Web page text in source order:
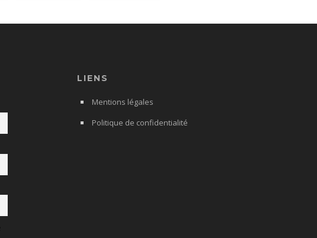
LIENS
Mentions légales
Politique de confidentialité